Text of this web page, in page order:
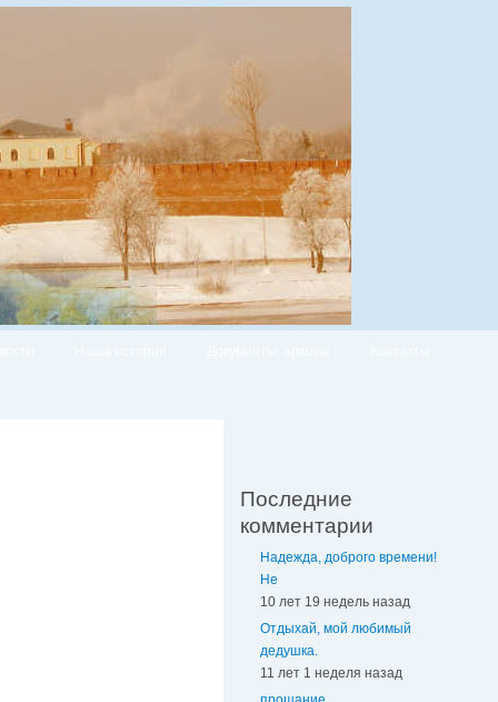
Последние
комментарии
Надежда, доброго времени!
Не
10 лет 19 недель назад
Отдыхай, мой любимый
дедушка.
11 лет 1 неделя назад